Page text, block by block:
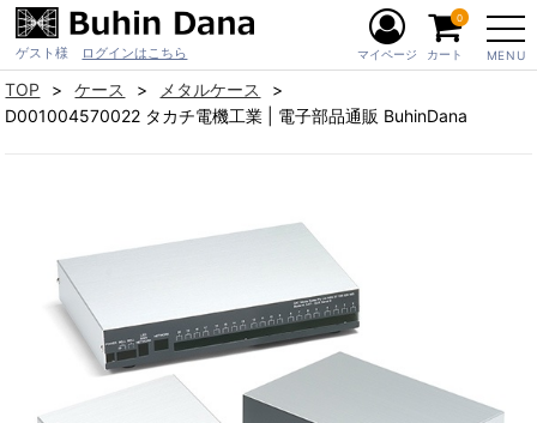
ゲスト様 ログインはこちら MENU
マイページ カート
0
TOP ケース
メタルケース
D001004570022 タカチ電機工業 | 電子部品通販 BuhinDana